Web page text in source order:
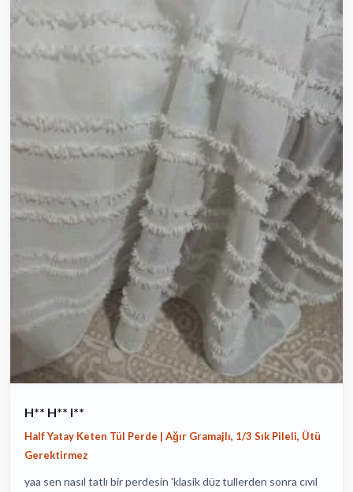
H** H** I**
Half Yatay Keten Tül Perde | Ağır Gramajlı, 1/3 Sık Pileli, Ütü
Gerektirmez
yaa sen nasıl tatlı bir perdesin 'klasik düz tullerden sonra cıvıl